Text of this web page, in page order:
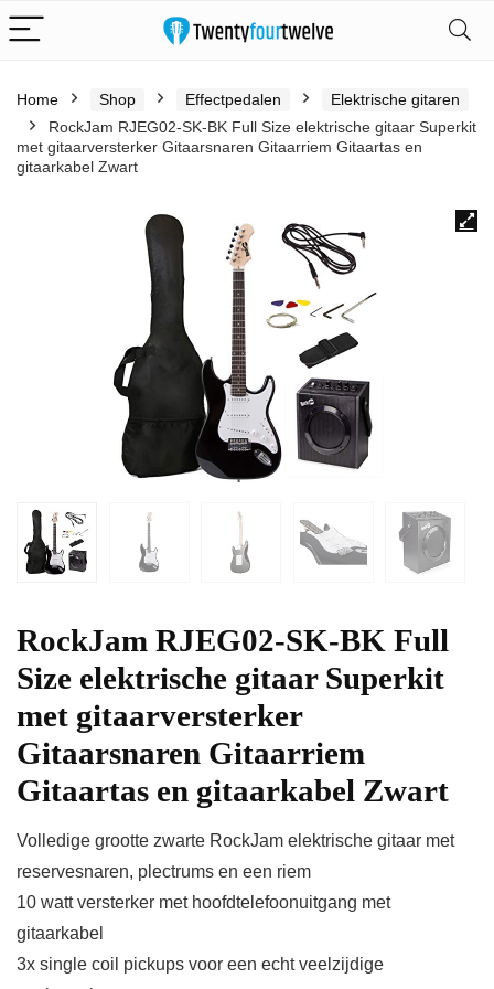
Home Shop Effectpedalen
Elektrische gitaren
RockJam RJEG02-SK-BK Full Size elektrische gitaar Superkit
met gitaarversterker Gitaarsnaren Gitaarriem Gitaartas en
gitaarkabel Zwart
RockJam RJEG02-SK-BK Full
Size elektrische gitaar Superkit
met gitaarversterker
Gitaarsnaren Gitaarriem
Gitaartas en gitaarkabel Zwart
Volledige grootte zwarte RockJam elektrische gitaar met
reservesnaren, plectrums en een riem
10 watt versterker met hoofdtelefoonuitgang met
gitaarkabel
3x single coil pickups voor een echt veelzijdige